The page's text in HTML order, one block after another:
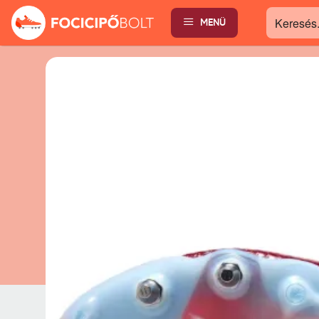
MENÜ Keresés...